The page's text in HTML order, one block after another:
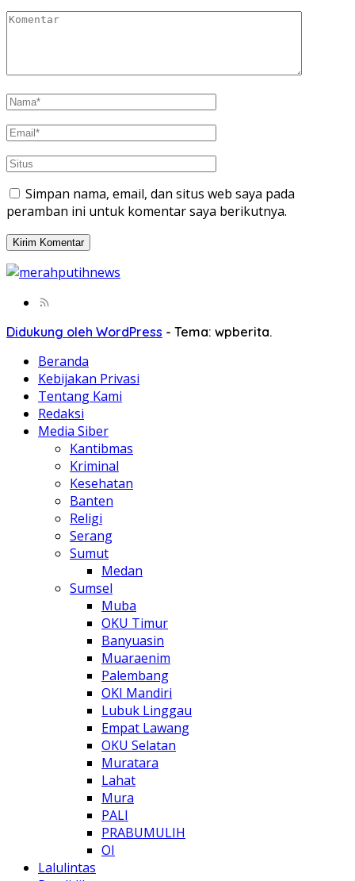
Simpan nama, email, dan situs web saya pada
peramban ini untuk komentar saya berikutnya.
Didukung oleh WordPress - Tema: wpberita.
Beranda
Kebijakan Privasi
Tentang Kami
Redaksi
Media Siber
Kantibmas
Kriminal
Kesehatan
Banten
Religi
Serang
Sumut
Medan
Sumsel
Muba
OKU Timur
Banyuasin
Muaraenim
Palembang
OKI Mandiri
Lubuk Linggau
Empat Lawang
OKU Selatan
Muratara
Lahat
Mura
PALI
PRABUMULIH
OI
Lalulintas